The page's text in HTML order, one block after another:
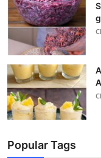
Popular Tags